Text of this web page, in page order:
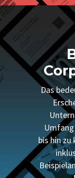
Das
bis hin